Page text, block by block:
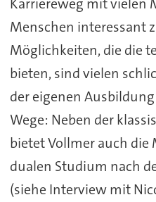
Menschen interessant
Möglichkeiten, die die
bieten, sind vielen
der eigenen
Wege: Neben der
bietet Vollmer auch
dualen Studium nach
(siehe Interview mit